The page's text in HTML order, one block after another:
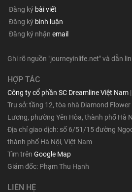
Đăng ký bài viết
Đăng ký bình luận
Đăng ký nhận email
Ghi rõ nguồn "journeyinlife.net" và dẫn
HỢP TÁC
Công ty cổ phần SC Dreamline Việt Nam
Trụ sở: tầng 12, tòa nhà Diamond
Lương, phường Yên Hòa, thành phố Hà
Địa chỉ giao dịch: số 6/51/15 đường
thành phố Hà Nội, Việt Nam
Tìm trên Google Map
Giám đốc: Phạm Thu Hạnh
LIÊN HỆ